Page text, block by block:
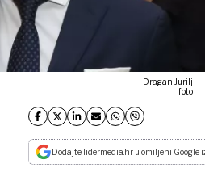
Dragan Jurilj
foto
Dodajte lidermedia.hr u omiljeni Google